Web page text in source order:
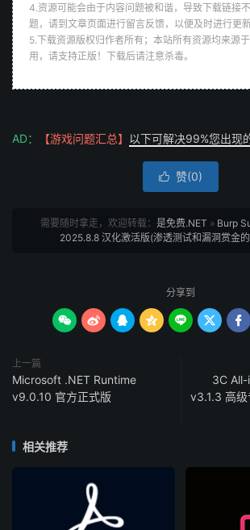
4.资源可能会由于内容问题被和谐，导致下载链接
题，请到文章页面进行留言反馈，以便及时进行更
5.下载资源版权归作者所有；本站所有资源均来源
用，请支持正版！下载后请注意杀毒。
AD： 【游戏问题汇总】 以下可解决99%您出现
 赞(0)
需要随时拿走，欢迎转载： 是免费.NET » Burp
2025.8.8 汉化激活版(渗透测试和漏洞赏金
分享到
      
上一篇
Microsoft .NET Runtime
v9.0.10 官方正式版
3C
v3.1.3 高
相关推荐